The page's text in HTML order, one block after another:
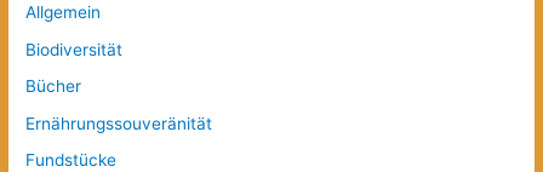
Allgemein
Biodiversität
Bücher
Ernährungssouveränität
Fundstücke